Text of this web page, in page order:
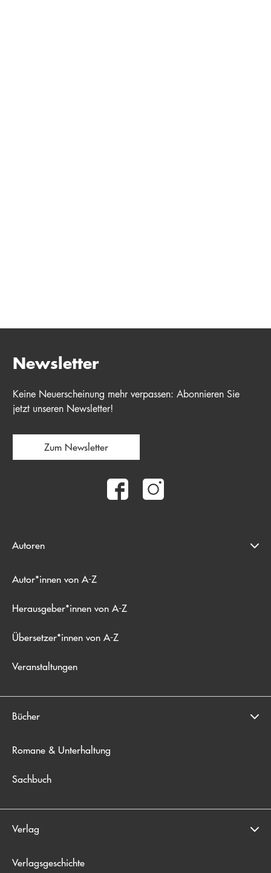
Newsletter
Keine Neuerscheinung mehr verpassen: Abonnieren Sie
jetzt unseren Newsletter!
Zum Newsletter
Autoren
Autor*innen von A-Z
Herausgeber*innen von A-Z
Übersetzer*innen von A-Z
Veranstaltungen
Bücher
Romane & Unterhaltung
Sachbuch
Verlag
Verlagsgeschichte